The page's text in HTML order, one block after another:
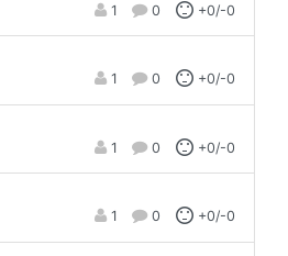
1 0 +0/-0
1 0 +0/-0
1 0 +0/-0
1 0 +0/-0